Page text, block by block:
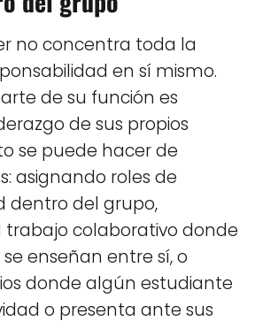
no concentra toda la
en sí mismo.
de su función es
de sus propios
se puede hacer de
asignando roles de
dentro del grupo,
colaborativo donde
enseñan entre sí, o
donde algún estudiante
o presenta ante sus